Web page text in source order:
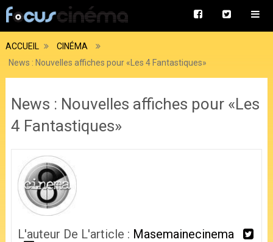
ACCUEIL
CINÉMA
News : Nouvelles affiches pour «Les 4 Fantastiques»
News : Nouvelles affiches pour «Les
4 Fantastiques»
L'auteur De L'article : Masemainecinema